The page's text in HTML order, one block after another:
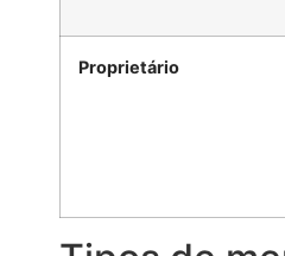
Proprietário